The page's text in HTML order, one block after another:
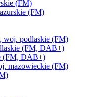
(FM)
(FM)
woj. podlaskie (FM)
(FM, DAB+)
(FM, DAB+)
mazowieckie (FM)